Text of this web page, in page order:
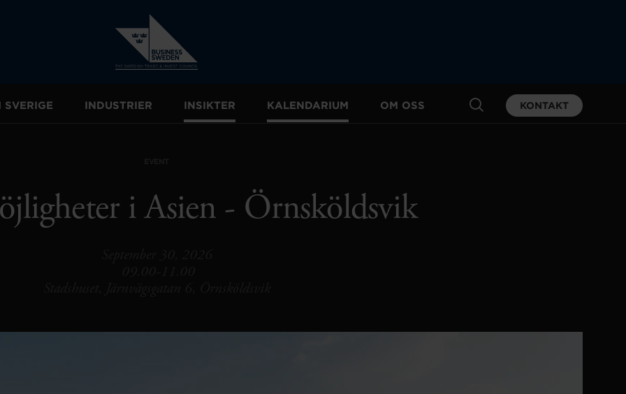
SVERIGE INDUSTRIER INSIKTER KALENDARIUM OM OSS KONTAKT
i Asien - Örnsköldsvik